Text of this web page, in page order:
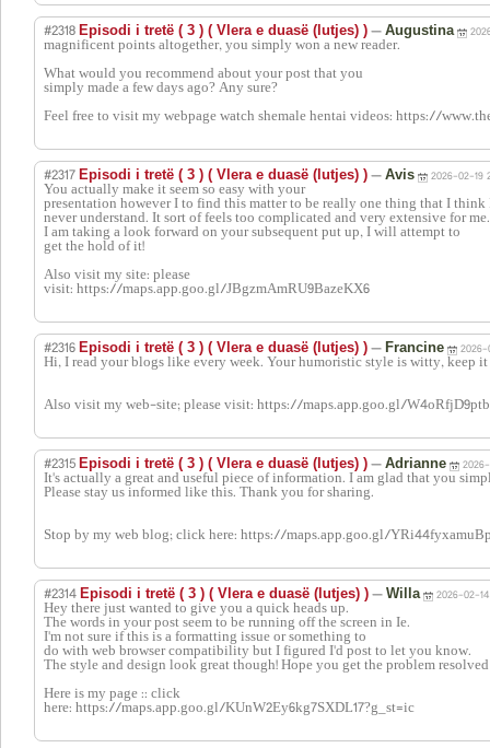
#2318 Episodi i tretë ( 3 ) ( Vlera e duasë (lutjes) ) — Augustina
magnificent points altogether, you simply won a new reader.
What would you recommend about your post that you
simply made a few days ago? Any sure?
Feel free to visit my webpage watch shemale hentai videos: https://
#2317 Episodi i tretë ( 3 ) ( Vlera e duasë (lutjes) ) — Avis 2026-02-19
You actually make it seem so easy with your
presentation however I to find this matter to be really one thing that I
never understand. It sort of feels too complicated and very extensive for me.
I am taking a look forward on your subsequent put up, I will attempt to
get the hold of it!
Also visit my site: please
visit: https://maps.app.goo.gl/JBgzmAmRU9BazeKX6
#2316 Episodi i tretë ( 3 ) ( Vlera e duasë (lutjes) ) — Francine 2026-
Hi, I read your blogs like every week. Your humoristic style is witty, keep
Also visit my web-site; please visit: https://maps.app.goo.gl/
#2315 Episodi i tretë ( 3 ) ( Vlera e duasë (lutjes) ) — Adrianne
It's actually a great and useful piece of information. I am glad that you
Please stay us informed like this. Thank you for sharing.
Stop by my web blog; click here: https://maps.app.goo.gl/
#2314 Episodi i tretë ( 3 ) ( Vlera e duasë (lutjes) ) — Willa 2026-02-
Hey there just wanted to give you a quick heads up.
The words in your post seem to be running off the screen in Ie.
I'm not sure if this is a formatting issue or something to
do with web browser compatibility but I figured I'd post to let you know.
The style and design look great though! Hope you get the problem
Here is my page :: click
here: https://maps.app.goo.gl/KUnW2Ey6kg7SXDL17?g_st=ic